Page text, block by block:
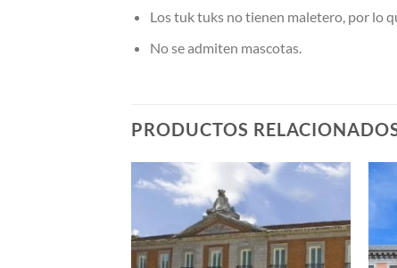
Los tuk tuks no tienen maletero, por lo
No se admiten mascotas.
PRODUCTOS